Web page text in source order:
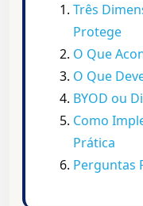
Três
Protege
O Que
O Que
BYOD ou
Como
Prática
Perguntas